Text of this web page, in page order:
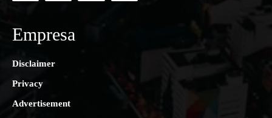
Empresa
Disclaimer
Privacy
Advertisement